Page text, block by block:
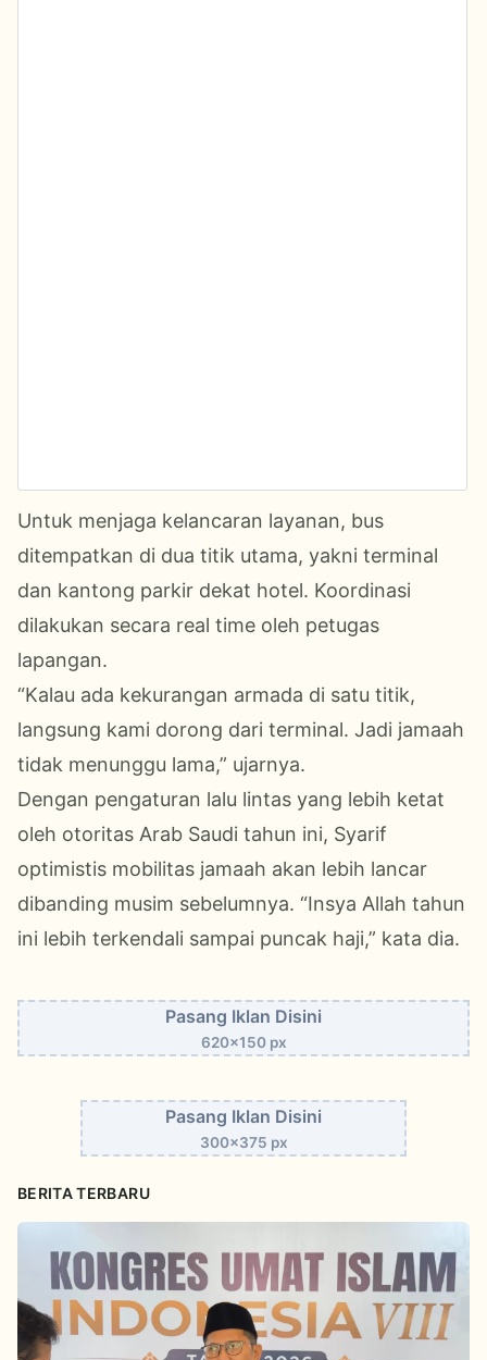
Untuk menjaga kelancaran layanan, bus
ditempatkan di dua titik utama, yakni terminal
dan kantong parkir dekat hotel. Koordinasi
dilakukan secara real time oleh petugas
lapangan.
“Kalau ada kekurangan armada di satu titik,
langsung kami dorong dari terminal. Jadi jamaah
tidak menunggu lama,” ujarnya.
Dengan pengaturan lalu lintas yang lebih ketat
oleh otoritas Arab Saudi tahun ini, Syarif
optimistis mobilitas jamaah akan lebih lancar
dibanding musim sebelumnya. “Insya Allah tahun
ini lebih terkendali sampai puncak haji,” kata dia.
Pasang Iklan Disini
620x150 px
Pasang Iklan Disini
300x375 px
BERITA TERBARU